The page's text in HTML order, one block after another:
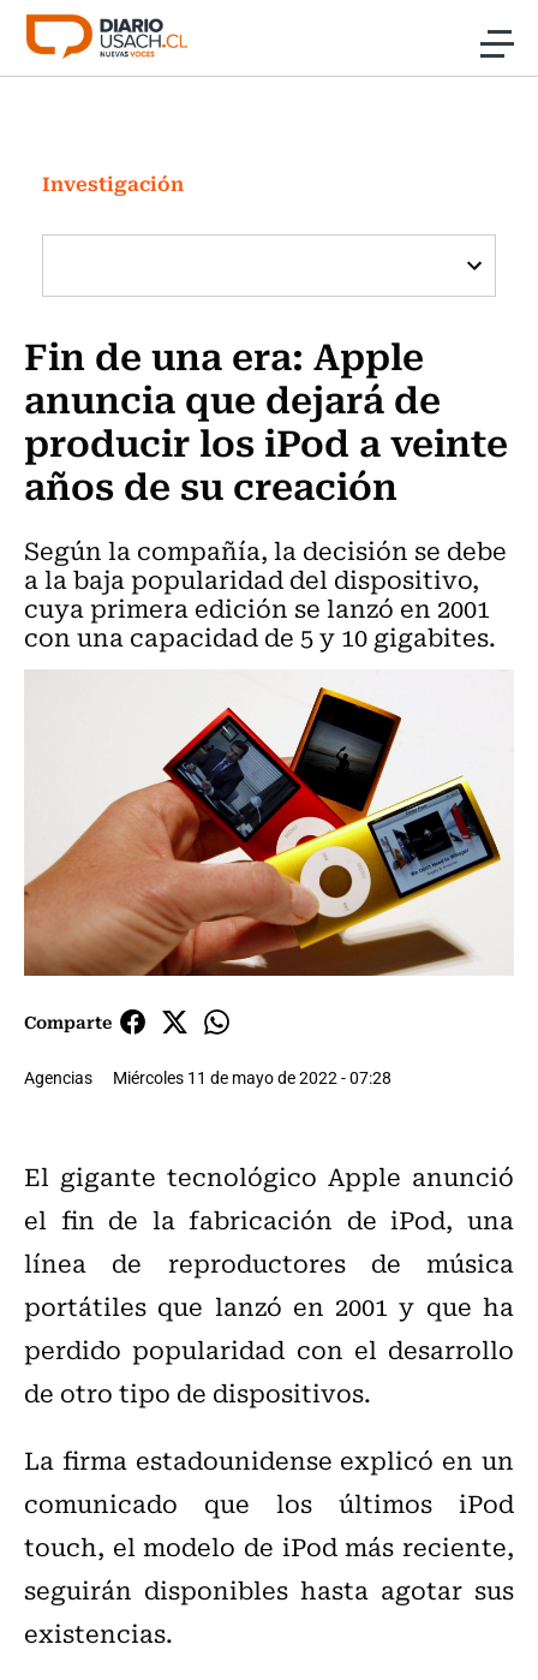
Click acá para ir directamente al contenido
Investigación
Cultura
Programas Radio y TV Usach
Investigación
Fin de una era: Apple
anuncia que dejará de
producir los iPod a veinte
años de su creación
Según la compañía, la decisión se debe
a la baja popularidad del dispositivo,
cuya primera edición se lanzó en 2001
con una capacidad de 5 y 10 gigabites.
Comparte
Agencias Miércoles 11 de mayo de 2022 - 07:28
El gigante tecnológico Apple anunció
el fin de la fabricación de iPod, una
línea de reproductores de música
portátiles que lanzó en 2001 y que ha
perdido popularidad con el desarrollo
de otro tipo de dispositivos.
La firma estadounidense explicó en un
comunicado que los últimos iPod
touch, el modelo de iPod más reciente,
seguirán disponibles hasta agotar sus
existencias.